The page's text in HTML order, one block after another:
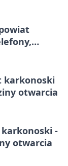
karkonoski
otwarcia
-
otwarcia